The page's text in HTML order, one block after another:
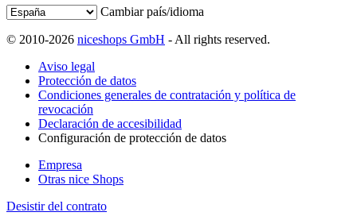
Cambiar país/idioma
© 2010-2026 niceshops GmbH - All rights reserved.
Aviso legal
Protección de datos
Condiciones generales de contratación y política de
revocación
Declaración de accesibilidad
Configuración de protección de datos
Empresa
Otras nice Shops
Desistir del contrato